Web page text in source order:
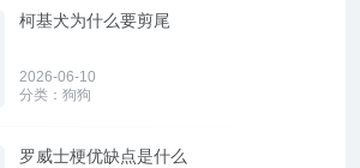
柯基犬为什么要剪尾
2026-06-10
分类： 狗狗
罗威士梗优缺点是什么